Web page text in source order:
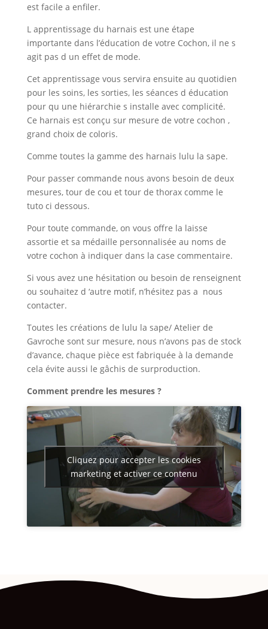
est facile a enfiler.
L apprentissage du harnais est une étape
importante dans l’éducation de votre Cochon, il ne s
agit pas d un effet de mode.
Cet apprentissage vous servira ensuite au quotidien
pour les soins, les sorties, les séances d éducation
pour qu une hiérarchie s installe avec complicité.
Ce harnais est conçu sur mesure de votre cochon ,
grand choix de coloris.
Comme toutes la gamme des harnais lulu la sape.
Pour passer commande nous avons besoin de deux
mesures, tour de cou et tour de thorax comme le
tuto ci dessous.
Pour toute commande, on vous offre la laisse
assortie et sa médaille personnalisée au noms de
votre cochon à indiquer dans la case commentaire.
Si vous avez une hésitation ou besoin de renseignent
ou souhaitez d ‘autre motif, n’hésitez pas a nous
contacter.
Toutes les créations de lulu la sape/ Atelier de
Gavroche sont sur mesure, nous n’avons pas de stock
d’avance, chaque pièce est fabriquée à la demande
cela évite aussi le gâchis de surproduction.
Comment prendre les mesures ?
Cliquez pour accepter les cookies
marketing et activer ce contenu